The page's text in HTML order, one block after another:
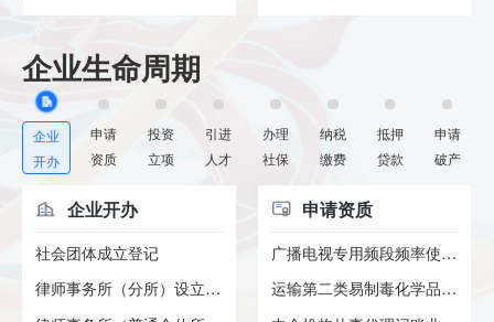
企业生命周期
企业
开办
申请
资质
投资
立项
引进
人才
办理
社保
纳税
缴费
抵押
贷款
申请
破产
企业开办
社会团体成立登记
律师事务所（分所）设立许可
申请资质
广播电视专用频段频率使用许可...
运输第二类易制毒化学品许可